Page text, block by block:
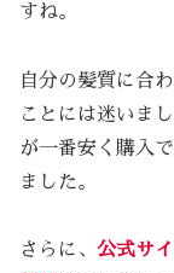
すね。
自分の髪質に合
ことには迷いま
が一番安く購入
ました。
さらに、 公式サ